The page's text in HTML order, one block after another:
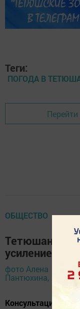
Теги:
ПОГОДА В
ОБЩЕСТВО
Тетюшан
усилением
фото Алена
Пантюхина,
Консультация –